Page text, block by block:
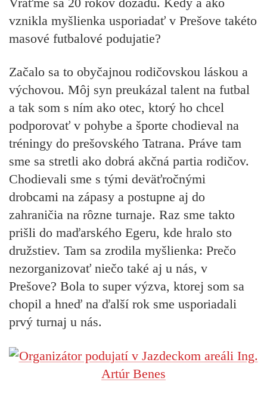
vznikla myšlienka usporiadať v Prešove takéto
masové futbalové podujatie?
Začalo sa to obyčajnou rodičovskou láskou a
výchovou. Môj syn preukázal talent na futbal
a tak som s ním ako otec, ktorý ho chcel
podporovať v pohybe a športe chodieval na
tréningy do prešovského Tatrana. Práve tam
sme sa stretli ako dobrá akčná partia rodičov.
Chodievali sme s tými deväťročnými
drobcami na zápasy a postupne aj do
zahraničia na rôzne turnaje. Raz sme takto
prišli do maďarského Egeru, kde hralo sto
družstiev. Tam sa zrodila myšlienka: Prečo
nezorganizovať niečo také aj u nás, v
Prešove? Bola to super výzva, ktorej som sa
chopil a hneď na ďalší rok sme usporiadali
prvý turnaj u nás.